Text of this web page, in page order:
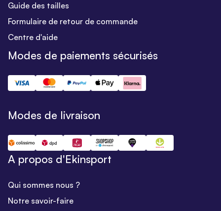
Guide des tailles
Formulaire de retour de commande
Centre d'aide
Modes de paiements sécurisés
Modes de livraison
A propos d'Ekinsport
Qui sommes nous ?
Notre savoir-faire